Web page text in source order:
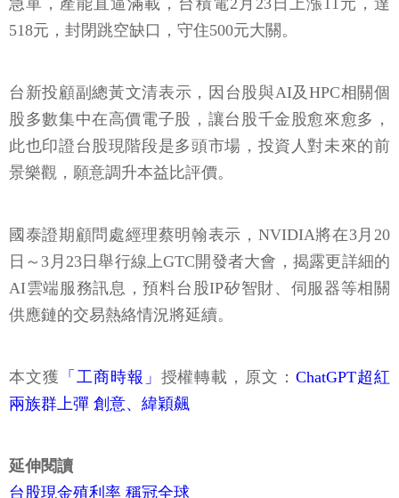
急單，產能直逼滿載，台積電2月23日上漲11元，達
518元，封閉跳空缺口，守住500元大關。
台新投顧副總黃文清表示，因台股與AI及HPC相關個
股多數集中在高價電子股，讓台股千金股愈來愈多，
此也印證台股現階段是多頭市場，投資人對未來的前
景樂觀，願意調升本益比評價。
國泰證期顧問處經理蔡明翰表示，NVIDIA將在3月20
日～3月23日舉行線上GTC開發者大會，揭露更詳細的
AI雲端服務訊息，預料台股IP矽智財、伺服器等相關
供應鏈的交易熱絡情況將延續。
本文獲 「工商時報」 授權轉載，原文：ChatGPT超紅
兩族群上彈 創意、緯穎飆
延伸閱讀
台股現金殖利率 稱冠全球